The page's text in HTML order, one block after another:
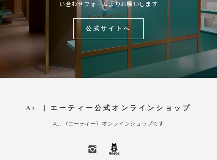
い合わせフォームよりお願いします
公式サイトへ
At. | エーティー公式オンラインショップ
At. （エーティー）オンラインショップです